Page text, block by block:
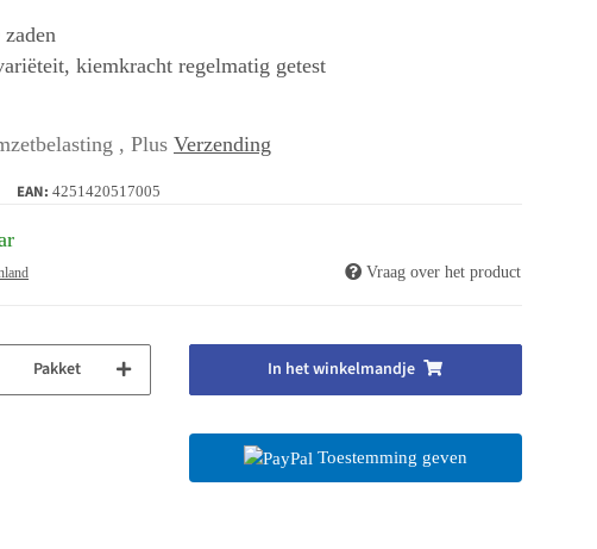
kiemkracht regelmatig getest
, Plus Verzending
EAN: 4251420517005
Vraag over het product
Pakket In het winkelmandje
Toestemming geven